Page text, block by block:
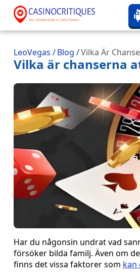
LeoVegas /Blog /Vilka Är
Vilka är chanserna
Har du någonsin undrat vad
försöker bilda familj. Även om
finns det vissa faktorer som kan